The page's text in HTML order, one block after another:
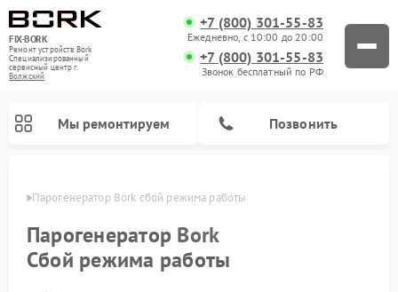
FIX-BORK
Ремонт устройств Bork
Специализированный
cервисный центр г.
Волжский
+7 (800) 301-55-83
Ежедневно, с 10:00 до 20:00
+7 (800) 301-55-83
Звонок бесплатный по РФ
Мы ремонтируем Позвонить
Парогенератор Bork сбой режима работы
Парогенератор Bork
Сбой режима работы